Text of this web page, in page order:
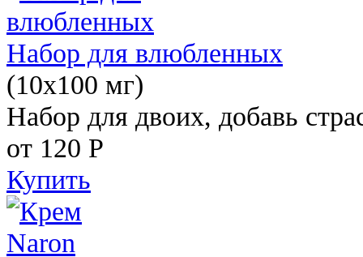
Набор для влюбленных
(10х100 мг)
Набор для двоих, добавь
от 120 Р
Купить